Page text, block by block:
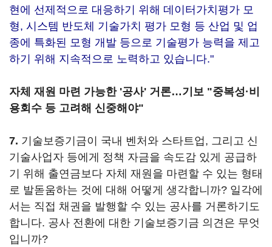
현에 선제적으로 대응하기 위해 데이터가치평가 모
형, 시스템 반도체 기술가치 평가 모형 등 산업 및 업
종에 특화된 모형 개발 등으로 기술평가 능력을 제고
하기 위해 지속적으로 노력하고 있습니다."
자체 재원 마련 가능한 '공사' 거론…기보 "중복성·비
용회수 등 고려해 신중해야"
7. 기술보증기금이 국내 벤처와 스타트업, 그리고 신
기술사업자 등에게 정책 자금을 속도감 있게 공급하
기 위해 출연금보다 자체 재원을 마련할 수 있는 형태
로 발돋움하는 것에 대해 어떻게 생각합니까? 일각에
서는 직접 채권을 발행할 수 있는 공사를 거론하기도
합니다. 공사 전환에 대한 기술보증기금 의견은 무엇
입니까?